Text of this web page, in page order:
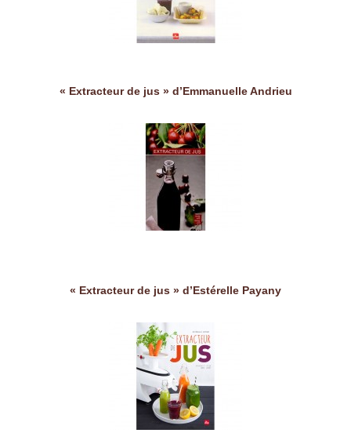
« Extracteur de jus » d’Emmanuelle Andrieu
« Extracteur de jus » d’Estérelle Payany